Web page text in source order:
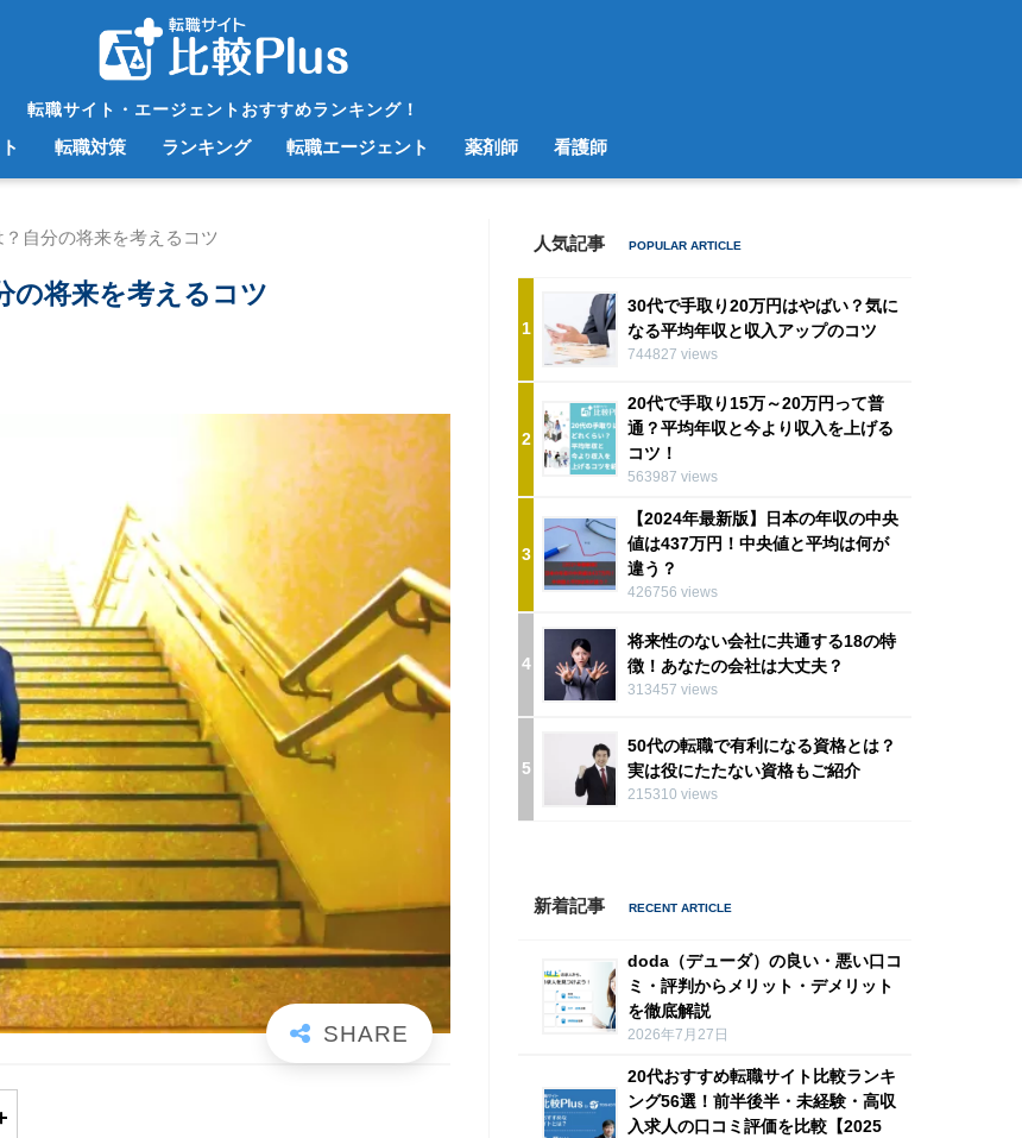
転職サイト・エージェントおすすめランキング！
転職対策 ランキング 転職エージェント 薬剤師 看護師
自分の将来を考えるコツ
の将来を考えるコツ
人気記事
1
30代で手取り20万円はやばい？気に
なる平均年収と収入アップのコツ
744827 views
2
20代で手取り15万～20万円って普
通？平均年収と今より収入を上げる
コツ！
563987 views
3
【2024年最新版】日本の年収の中央
値は437万円！中央値と平均は何が
違う？
426756 views
4
将来性のない会社に共通する18の特
徴！あなたの会社は大丈夫？
313457 views
5
50代の転職で有利になる資格とは？
実は役にたたない資格もご紹介
215310 views
新着記事
doda（デューダ）の良い・悪い口コ
ミ・評判からメリット・デメリット
を徹底解説
2026年7月27日
20代おすすめ転職サイト比較ランキ
ング56選！前半後半・未経験・高収
入求人の口コミ評価を比較【2025